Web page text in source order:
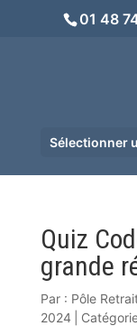
01 48
Sélectionner
Quiz
grande
Par : Pôle
2024